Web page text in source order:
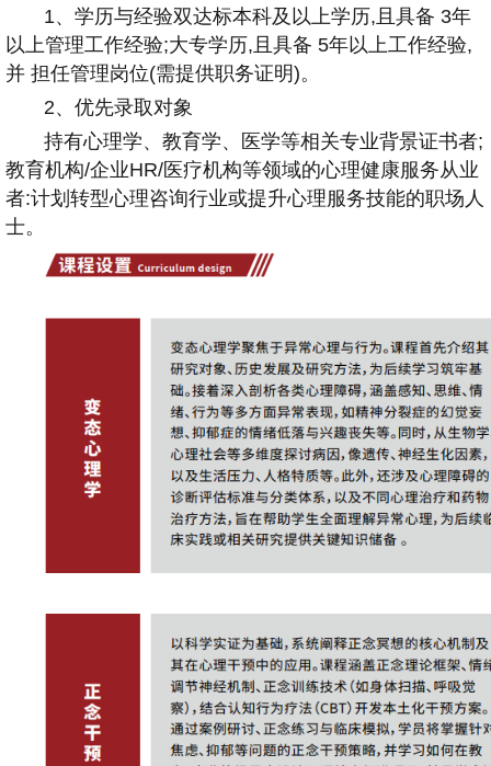
1、学历与经验双达标本科及以上学历,且具备 3年
以上管理工作经验;大专学历,且具备 5年以上工作经验,
并 担任管理岗位(需提供职务证明)。
2、优先录取对象
持有心理学、教育学、医学等相关专业背景证书者;
教育机构/企业HR/医疗机构等领域的心理健康服务从业
者:计划转型心理咨询行业或提升心理服务技能的职场人
士。